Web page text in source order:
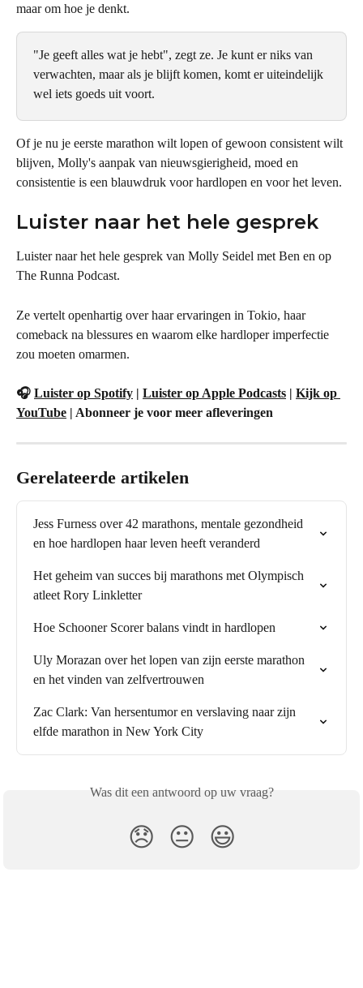
maar om hoe je denkt.
"Je geeft alles wat je hebt", zegt ze. Je kunt er niks van
verwachten, maar als je blijft komen, komt er uiteindelijk
wel iets goeds uit voort.
Of je nu je eerste marathon wilt lopen of gewoon consistent wilt
blijven, Molly's aanpak van nieuwsgierigheid, moed en
consistentie is een blauwdruk voor hardlopen en voor het leven.
Luister naar het hele gesprek
Luister naar het hele gesprek van Molly Seidel met Ben en op
The Runna Podcast.
Ze vertelt openhartig over haar ervaringen in Tokio, haar
comeback na blessures en waarom elke hardloper imperfectie
zou moeten omarmen.
🎧 Luister op Spotify | Luister op Apple Podcasts | Kijk op
YouTube | Abonneer je voor meer afleveringen
Gerelateerde artikelen
Jess Furness over 42 marathons, mentale gezondheid
en hoe hardlopen haar leven heeft veranderd
Het geheim van succes bij marathons met Olympisch
atleet Rory Linkletter
Hoe Schooner Scorer balans vindt in hardlopen
Uly Morazan over het lopen van zijn eerste marathon
en het vinden van zelfvertrouwen
Zac Clark: Van hersentumor en verslaving naar zijn
elfde marathon in New York City
Was dit een antwoord op uw vraag?
😞 😐 😃